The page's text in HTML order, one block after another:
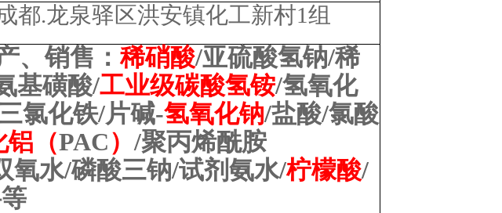
都.龙泉驿区洪安镇化工新村1组
、销售：稀硝酸/亚硫酸氢钠/稀
基磺酸/工业级碳酸氢铵/氢氧化
氯化铁/片碱-氢氧化钠/盐酸/氯酸
铝（PAC） /聚丙烯酰胺
氧水/磷酸三钠/试剂氨水/柠檬酸/
等